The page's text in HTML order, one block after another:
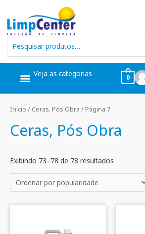
Veja as categorias 0
Início / Ceras, Pós Obra / Página 7
Ceras, Pós Obra
Exibindo 73–78 de 78 resultados